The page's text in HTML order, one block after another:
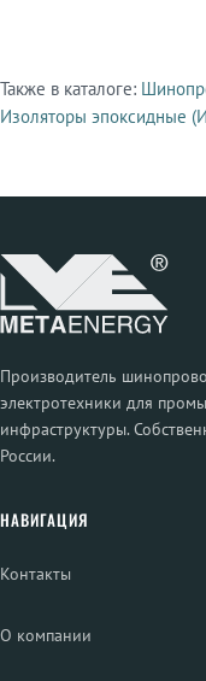
Смежные
Также в каталоге:
Изоляторы эпоксидные
Производитель
электротехники для
инфраструктуры.
России.
НАВИГАЦИЯ
Контакты
О компании